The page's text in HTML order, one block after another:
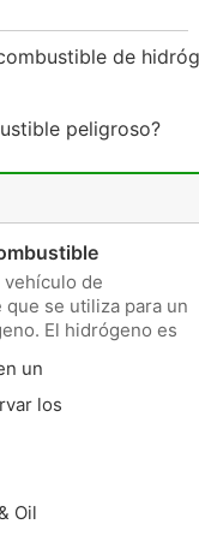
de
peligroso?
de
se utiliza para un
El hidrógeno es
crudo, que es la
un
los
Oil